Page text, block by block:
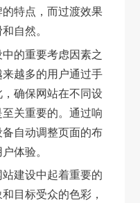
特点，而过渡效果
自然。
的重要考虑因素之
越多的用户通过手
确保网站在不同设
关重要的。通过响
自动调整页面的布
体验。
建设中起着重要的
目标受众的色彩，